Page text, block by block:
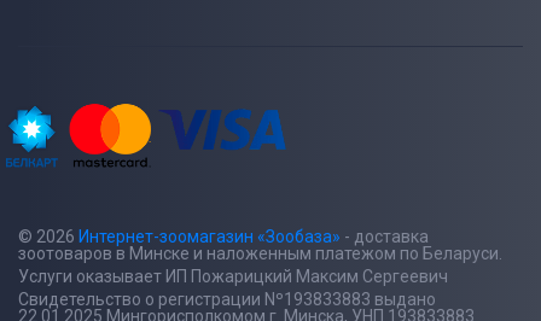
© 2026 Интернет-зоомагазин «Зообаза» - доставка
зоотоваров в Минске и наложенным платежом по Беларуси.
Услуги оказывает ИП Пожарицкий Максим Сергеевич
Свидетельство о регистрации Nº193833883 выдано
22.01.2025 Мингорисполкомом г. Минска, УНП 193833883